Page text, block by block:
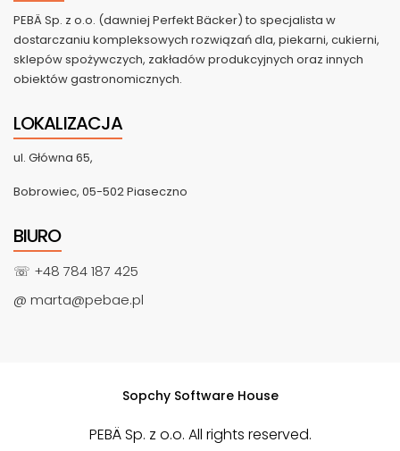
PEBÄ Sp. z o.o. (dawniej Perfekt Bäcker) to specjalista w
dostarczaniu kompleksowych rozwiązań dla, piekarni, cukierni,
sklepów spożywczych, zakładów produkcyjnych oraz innych
obiektów gastronomicznych.
LOKALIZACJA
ul. Główna 65,
Bobrowiec, 05-502 Piaseczno
BIURO
☏ +48 784 187 425
@ marta@pebae.pl
Sopchy Software House
PEBÄ Sp. z o.o. All rights reserved.